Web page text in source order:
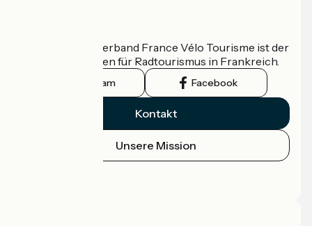
Der nationale Verband France Vélo Tourisme ist der
offizielle Leitfaden für Radtourismus in Frankreich.
Instagram Facebook
Kontakt
Unsere Mission